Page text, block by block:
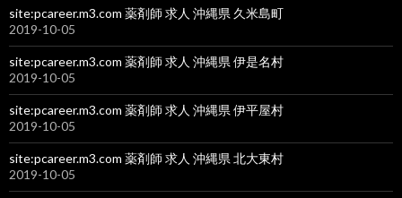
site:pcareer.m3.com 薬剤師 求人 沖縄県 久米島町
2019-10-05
site:pcareer.m3.com 薬剤師 求人 沖縄県 伊是名村
2019-10-05
site:pcareer.m3.com 薬剤師 求人 沖縄県 伊平屋村
2019-10-05
site:pcareer.m3.com 薬剤師 求人 沖縄県 北大東村
2019-10-05